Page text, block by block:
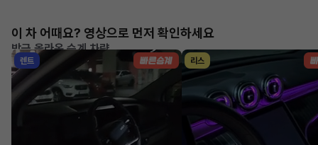
이 차 어때요? 영상으로 먼저 확인하세요
방금 올라온 승계 차량
렌트 리스